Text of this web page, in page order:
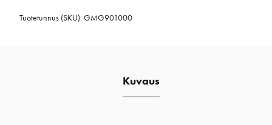
Tuotetunnus (SKU):GMG901000
Kuvaus